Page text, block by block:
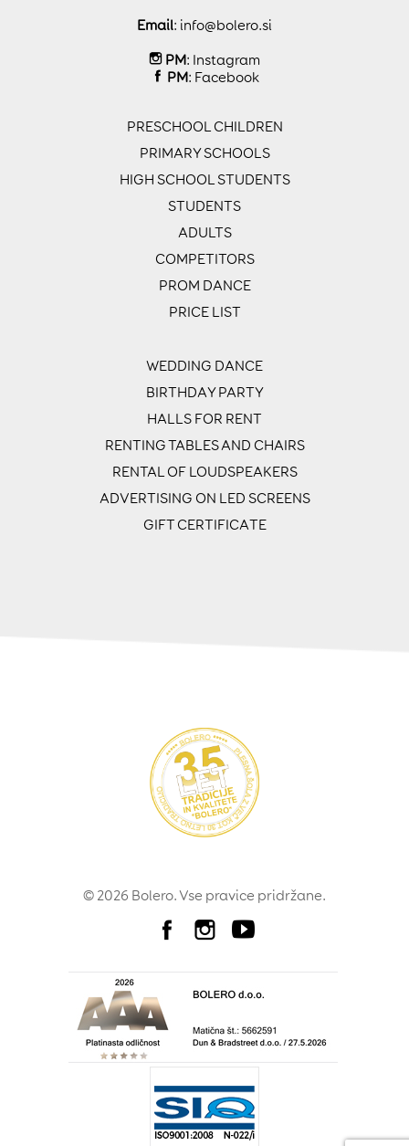
Email: info@bolero.si
PM: Instagram
PM: Facebook
PRESCHOOL CHILDREN
PRIMARY SCHOOLS
HIGH SCHOOL STUDENTS
STUDENTS
ADULTS
COMPETITORS
PROM DANCE
PRICE LIST
WEDDING DANCE
BIRTHDAY PARTY
HALLS FOR RENT
RENTING TABLES AND CHAIRS
RENTAL OF LOUDSPEAKERS
ADVERTISING ON LED SCREENS
GIFT CERTIFICATE
© 2026 Bolero. Vse pravice pridržane.